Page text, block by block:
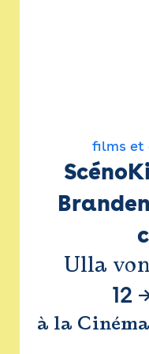
films et
Ulla
12
à la